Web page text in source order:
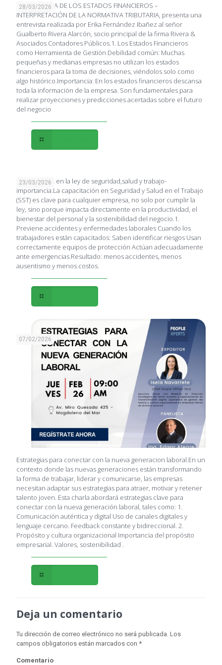
28/03/2026
IMPORTANCIA DE LOS ESTADOS FINANCIEROS –
INTERPRETACIÓN DE LA NORMATIVA TRIBUTARIA, presenta una
entrevista realizada por Erika Fernández Ibañez al señor
Gualberto Rivera Alarcón, socio principal de la firma Rivera &
Asociados Contadores Públicos.1. Los Estados Financieros
como Herramienta de Gestión Debilidad común: Muchas
pequeñas y medianas empresas no utilizan los estados
financieros para la toma de decisiones, viéndolos solo como
algo histórico.Importancia: En los estados financieros descansa
toda la información de la empresa. Son fundamentales para
realizar proyecciones y predicciones acertadas sobre el futuro
del negocio
23/03/2026
Capacitación en la ley de seguridad,salud y trabajo-
importancia.La capacitación en Seguridad y Salud en el Trabajo
(SST) es clave para cualquier empresa, no solo por cumplir la
ley, sino porque impacta directamente en la productividad, el
bienestar del personal y la sostenibilidad del negocio.1.
Previene accidentes y enfermedades laborales Cuando los
trabajadores están capacitados: Saben identificar riesgos Usan
correctamente equipos de protección Actúan adecuadamente
ante emergencias Resultado: menos accidentes, menos
ausentismo y menos costos.
07/02/2026
Estrategias para conectar con la nueva generacion laboral.En un
contexto donde las nuevas generaciones están transformando
la forma de trabajar, liderar y comunicarse, las empresas
necesitan adaptar sus estrategias para atraer, motivar y retener
talento joven. Esta charla abordará estrategias clave para
conectar con la nueva generación laboral, tales como: 1.
Comunicación auténtica y digital Uso de canales digitales y
lenguaje cercano. Feedback constante y bidireccional. 2.
Propósito y cultura organizacional Importancia del propósito
empresarial. Valores, sostenibilidad .
Deja un comentario
Tu dirección de correo electrónico no será publicada. Los
campos obligatorios están marcados con *
Comentario